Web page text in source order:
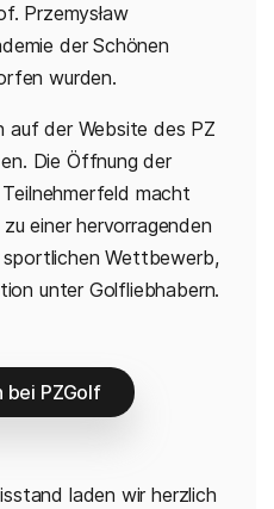
Przemysław
der Schönen
wurden.
auf der Website des PZ
Die Öffnung der
macht
einer hervorragenden
Wettbewerb,
unter Golfliebhabern.
bei PZGolf
laden wir herzlich